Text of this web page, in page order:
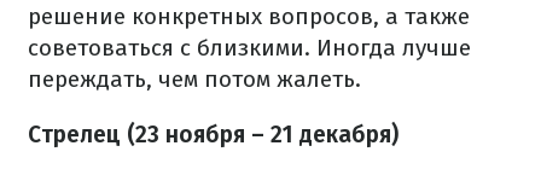
решение конкретных вопросов, а также
советоваться с близкими. Иногда лучше
переждать, чем потом жалеть.
Стрелец (23 ноября – 21 декабря)